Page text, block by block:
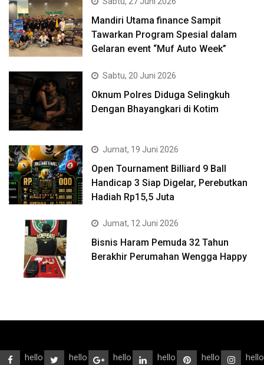
Mandiri Utama finance Sampit
Tawarkan Program Spesial dalam
Gelaran event “Muf Auto Week”
Sabtu, 20 Juni 2026
Oknum Polres Diduga Selingkuh
Dengan Bhayangkari di Kotim
Jumat, 19 Juni 2026
Open Tournament Billiard 9 Ball
Handicap 3 Siap Digelar, Perebutkan
Hadiah Rp15,5 Juta
Jumat, 12 Juni 2026
Bisnis Haram Pemuda 32 Tahun
Berakhir Perumahan Wengga Happy
hello hello hello hello hello hello